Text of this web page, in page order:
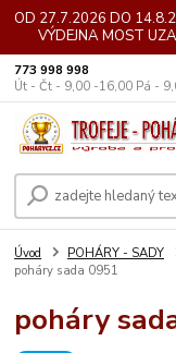
OD 27.7.2026 DO
VÝDEJNA MOST
773 998 998
Út - Čt - 9,00 -16,00 Pá -
Úvod POHÁRY - SADY
poháry sada 0951
poháry